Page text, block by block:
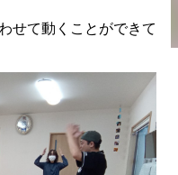
せて動くことができて